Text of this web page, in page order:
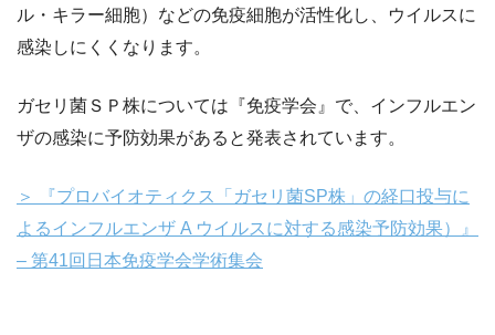
ル・キラー細胞）などの免疫細胞が活性化し、ウイルスに
感染しにくくなります。
ガセリ菌ＳＰ株については『免疫学会』で、インフルエン
ザの感染に予防効果があると発表されています。
＞ 『プロバイオティクス「ガセリ菌SP株」の経口投与に
よるインフルエンザ A ウイルスに対する感染予防効果）』
– 第41回日本免疫学会学術集会